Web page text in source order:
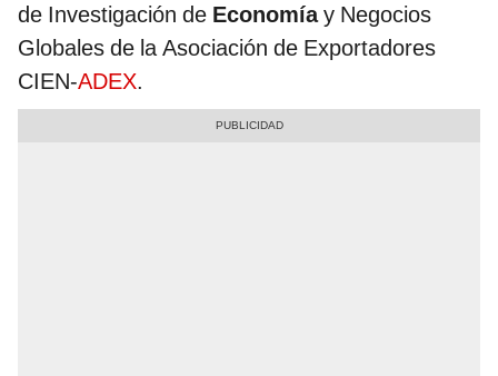
de Investigación de Economíay Negocios
Globales de la Asociación de Exportadores
CIEN-ADEX.